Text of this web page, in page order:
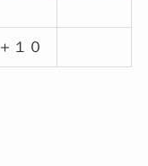
＋１０